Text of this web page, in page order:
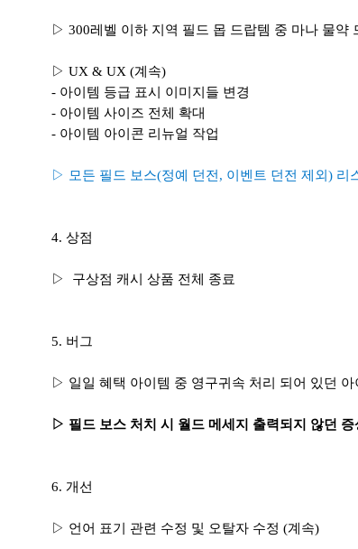
▷ 300레벨 이하 지역 필드 몹 드랍템 중 마나 물약
▷ UX & UX (계속)
- 아이템 등급 표시 이미지들 변경
- 아이템 사이즈 전체 확대
- 아이템 아이콘 리뉴얼 작업
▷ 모든 필드 보스(정예 던전, 이벤트 던전 제외) 리
4. 상점
▷ 구상점 캐시 상품 전체 종료
5. 버그
▷ 일일 혜택 아이템 중 영구귀속 처리 되어 있던
▷ 필드 보스 처치 시 월드 메세지 출력되지 않던 증
6. 개선
▷ 언어 표기 관련 수정 및 오탈자 수정 (계속)